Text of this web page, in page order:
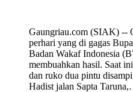
Gaungriau.com (SIAK) --
perhari yang di gagas
Badan Wakaf Indonesia
membuahkan hasil. Saat
dan ruko dua pintu
Hadist jalan Sapta